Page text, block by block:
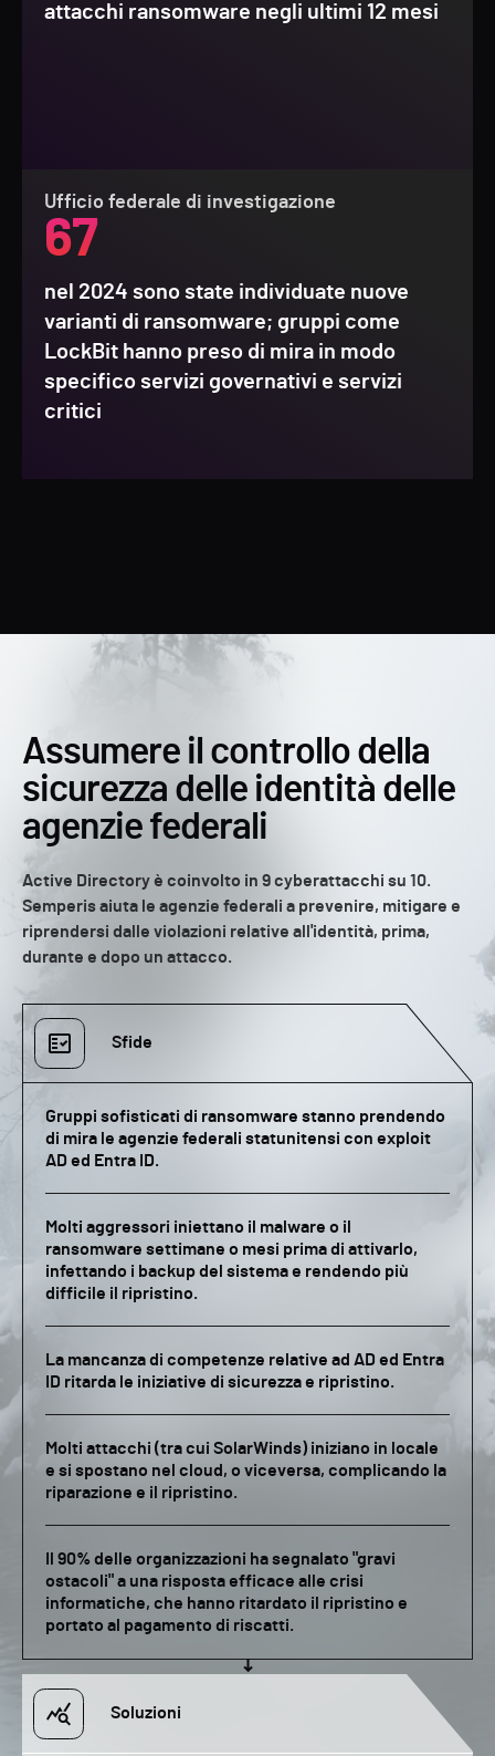
attacchi ransomware negli ultimi 12 mesi
Ufficio federale di investigazione
67
nel 2024 sono state individuate nuove
varianti di ransomware; gruppi come
LockBit hanno preso di mira in modo
specifico servizi governativi e servizi
critici
Assumere il controllo della
sicurezza delle identità delle
agenzie federali
Active Directory è coinvolto in 9 cyberattacchi su 10.
Semperis aiuta le agenzie federali a prevenire, mitigare e
riprendersi dalle violazioni relative all'identità, prima,
durante e dopo un attacco.
Sfide
Soluzioni
Gruppi sofisticati di ransomware stanno prendendo
di mira le agenzie federali statunitensi con exploit
AD ed Entra ID.
Molti aggressori iniettano il malware o il
ransomware settimane o mesi prima di attivarlo,
infettando i backup del sistema e rendendo più
difficile il ripristino.
La mancanza di competenze relative ad AD ed Entra
ID ritarda le iniziative di sicurezza e ripristino.
Molti attacchi (tra cui SolarWinds) iniziano in locale
e si spostano nel cloud, o viceversa, complicando la
riparazione e il ripristino.
Il 90% delle organizzazioni ha segnalato "gravi
ostacoli" a una risposta efficace alle crisi
informatiche, che hanno ritardato il ripristino e
portato al pagamento di riscatti.